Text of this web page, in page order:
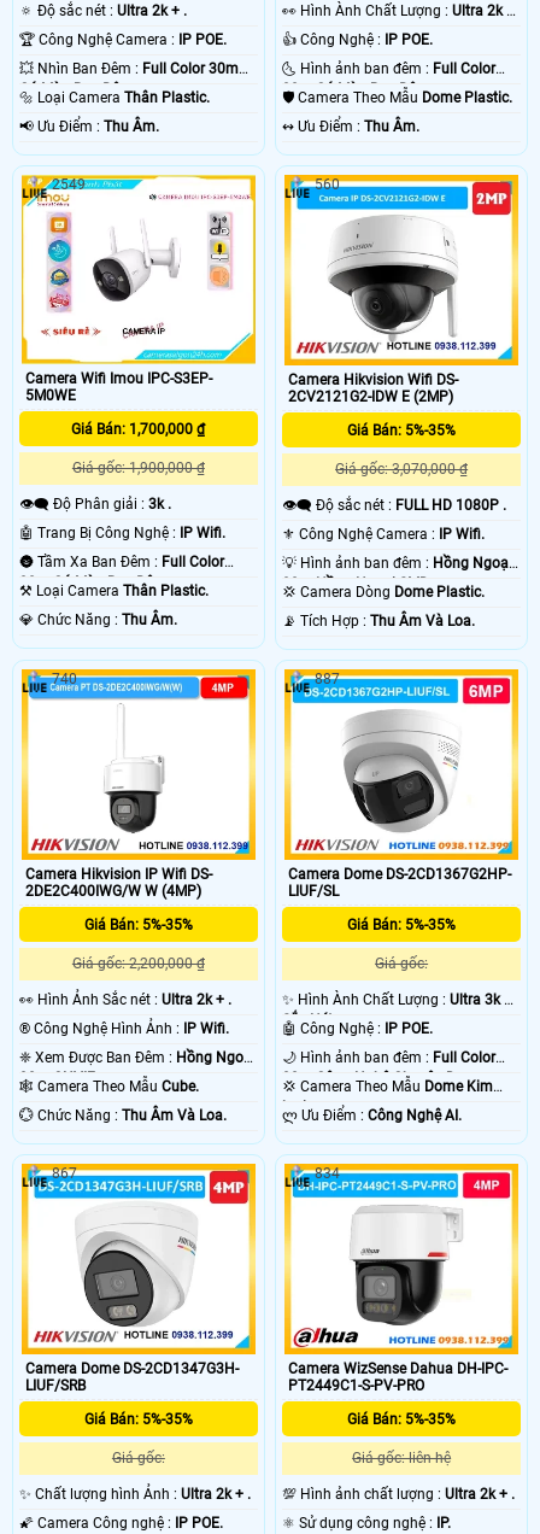
🔅 Độ sắc nét : Ultra 2k + .
🏆 Công Nghệ Camera : IP POE.
💥 Nhìn Ban Đêm : Full Color 30m
Có Màu Ban Ðêm.
🔩 Loại Camera Thân Plastic.
️📢 Ưu Điểm : Thu Âm.
️👀 Hình Ành Chất Lượng :Ultra 2k +
.
👍 Công Nghệ : IP POE.
🌜 Hình ảnh ban đêm : Full Color
30m Có Màu Ban Ðêm.
🛡 Camera Theo Mẫu Dome Plastic.
️↭ Ưu Điểm :Thu Âm.
Camera Wifi Imou IPC-S3EP-
5M0WE
Giá Bán: 1,700,000 ₫
Giá gốc: 1,900,000 ₫
👁️‍🗨 Độ Phân giải : 3k .
🤖️ Trang Bị Công Nghệ : IP Wifi.
🌚 Tầm Xa Ban Đêm : Full Color
30m Có Màu Ban Ðêm.
⚒ Loại Camera Thân Plastic.
️💎 Chức Năng : Thu Âm.
2549
Camera Hikvision Wifi DS-
2CV2121G2-IDW E (2MP)
Giá Bán: 5%-35%
Giá gốc: 3,070,000 ₫
👁️‍🗨 Độ sắc nét : FULL HD 1080P .
⚜️ Công Nghệ Camera : IP Wifi.
💡 Hình ảnh ban đêm : Hồng Ngoại
30m Hồng Ngoại SMD.
💢 Camera Dòng Dome Plastic.
️📡 Tích Hợp :Thu Âm Và Loa.
560
Camera Hikvision IP Wifi DS-
2DE2C400IWG/W W (4MP)
Giá Bán: 5%-35%
Giá gốc: 2,200,000 ₫
️👀 Hình Ảnh Sắc nét : Ultra 2k + .
®️ Công Nghệ Hình Ảnh :
IP Wifi.
❈ Xem Được Ban Đêm : Hồng Ngoại
30m ONVIF.
🕸️ Camera Theo Mẫu Cube.
️💮 Chức Năng : Thu Âm Và Loa.
740
Camera Dome DS-2CD1367G2HP-
LIUF/SL
Giá Bán: 5%-35%
Giá gốc:
✨ Hình Ành Chất Lượng :Ultra 3k +
Sắc Nét .
🤖️ Công Nghệ :
IP POE.
🌙 Hình ảnh ban đêm : Full Color
30m Công Nghệ Chuyên Dụng.
💢 Camera Theo Mẫu Dome Kim
loại.
️ლ Ưu Điểm :Công Nghệ AI.
887
Camera Dome DS-2CD1347G3H-
LIUF/SRB
Giá Bán: 5%-35%
Giá gốc:
✨ Chất lượng hình Ảnh : Ultra 2k + .
🌠 Camera Công nghệ :
IP POE.
867
Camera WizSense Dahua DH-IPC-
PT2449C1-S-PV-PRO
Giá Bán: 5%-35%
Giá gốc: liên hệ
💯 Hình ảnh chất lượng :Ultra 2k + .
⚛️ Sử dụng công nghệ :
IP.
834